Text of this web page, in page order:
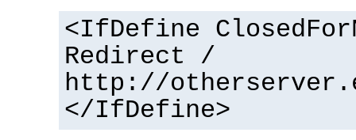
<IfDefine
Redirect /
http://
</IfDefine>